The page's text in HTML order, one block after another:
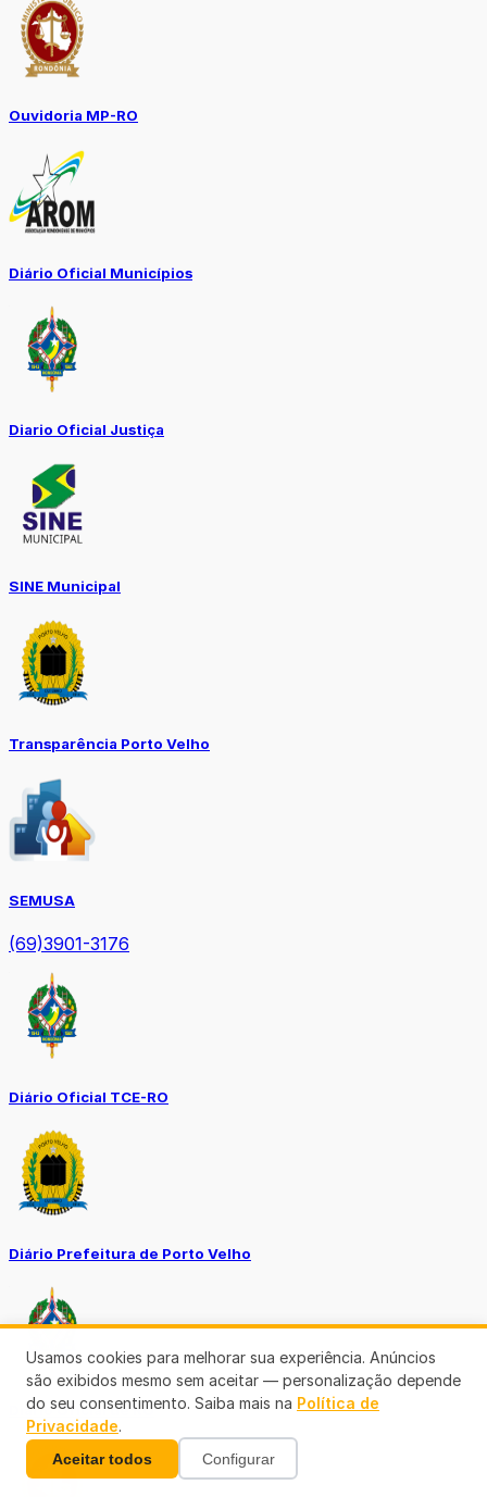
Ouvidoria MP-RO
Diário Oficial Municípios
Diario Oficial Justiça
SINE Municipal
Transparência Porto Velho
SEMUSA
(69)3901-3176
Diário Oficial TCE-RO
Diário Prefeitura de Porto Velho
Diário Oficial de RO
Usamos cookies para melhorar sua experiência. Anúncios
são exibidos mesmo sem aceitar — personalização depende
do seu consentimento. Saiba mais na Política de
Privacidade.
Aceitar todos Configurar